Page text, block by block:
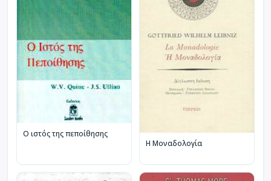
Ο ιστός της πεποίθησης
Η Μοναδολογία